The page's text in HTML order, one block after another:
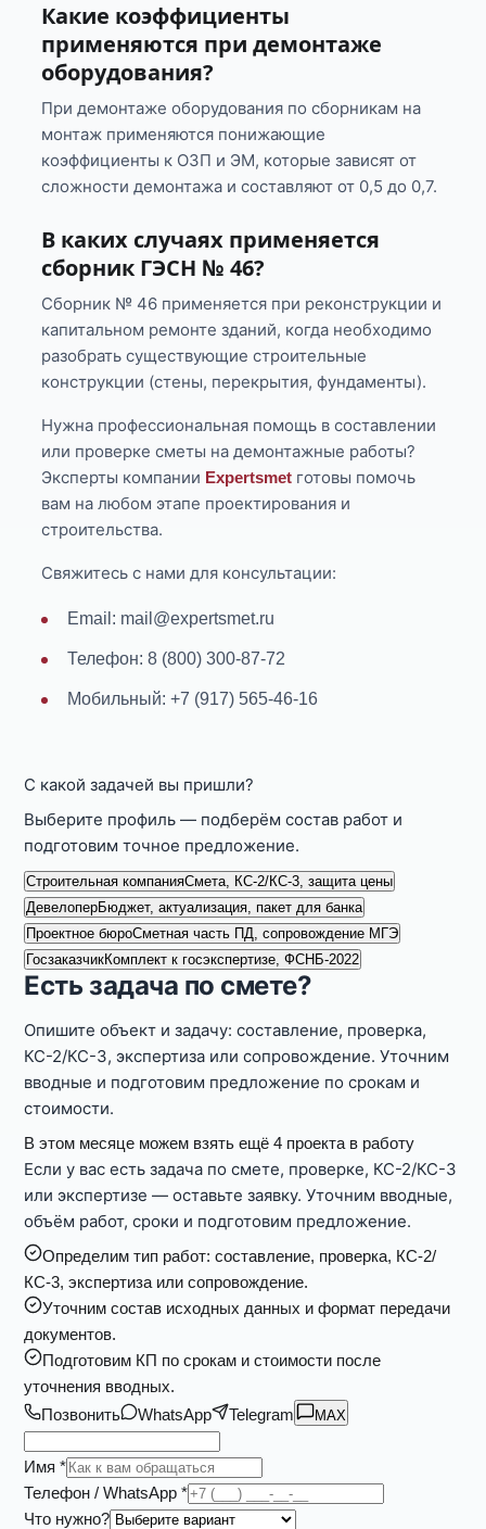
Какие коэффициенты
применяются при демонтаже
оборудования?
При демонтаже оборудования по сборникам на
монтаж применяются понижающие
коэффициенты к ОЗП и ЭМ, которые зависят от
сложности демонтажа и составляют от 0,5 до 0,7.
В каких случаях применяется
сборник ГЭСН № 46?
Сборник № 46 применяется при реконструкции и
капитальном ремонте зданий, когда необходимо
разобрать существующие строительные
конструкции (стены, перекрытия, фундаменты).
Нужна профессиональная помощь в составлении
или проверке сметы на демонтажные работы?
Эксперты компании Expertsmet готовы помочь
вам на любом этапе проектирования и
строительства.
Свяжитесь с нами для консультации:
Email: mail@expertsmet.ru
Телефон: 8 (800) 300-87-72
Мобильный: +7 (917) 565-46-16
С какой задачей вы пришли?
Выберите профиль — подберём состав работ и
подготовим точное предложение.
Строительная компанияСмета, КС-2/КС-3, защита цены
ДевелоперБюджет, актуализация, пакет для банка
Проектное бюроСметная часть ПД, сопровождение МГЭ
ГосзаказчикКомплект к госэкспертизе, ФСНБ-2022
Есть задача по смете?
Опишите объект и задачу: составление, проверка,
КС-2/КС-3, экспертиза или сопровождение. Уточним
вводные и подготовим предложение по срокам и
стоимости.
В этом месяце можем взять ещё 4 проекта в работу
Если у вас есть задача по смете, проверке, КС-2/КС-3
или экспертизе — оставьте заявку. Уточним вводные,
объём работ, сроки и подготовим предложение.
Определим тип работ: составление, проверка, КС-2/
КС-3, экспертиза или сопровождение.
Уточним состав исходных данных и формат передачи
документов.
Подготовим КП по срокам и стоимости после
уточнения вводных.
Позвонить
WhatsApp Telegram MAX
Имя *
Телефон / WhatsApp *
Что нужно?